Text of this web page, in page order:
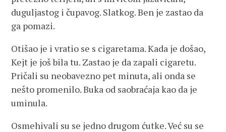
duguljastog i čupavog. Slatkog. Ben je zastao da
ga pomazi.
Otišao je i vratio se s cigaretama. Kada je došao,
Kejt je još bila tu. Zastao je da zapali cigaretu.
Pričali su neobavezno pet minuta, ali onda se
nešto promenilo. Buka od saobraćaja kao da je
uminula.
Osmehivali su se jedno drugom ćutke. Već su se